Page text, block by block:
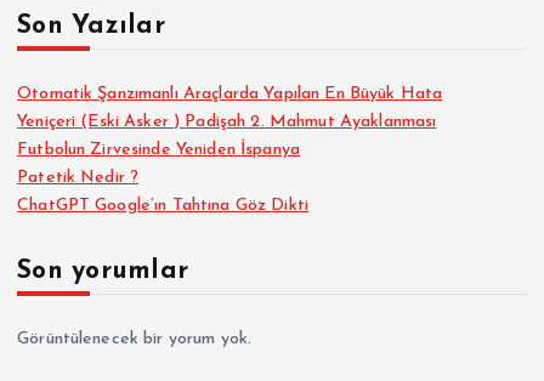
Son Yazılar
Otomatik Şanzımanlı Araçlarda Yapılan En Büyük Hata
Yeniçeri (Eski Asker ) Padişah 2. Mahmut Ayaklanması
Futbolun Zirvesinde Yeniden İspanya
Patetik Nedir ?
ChatGPT Google’ın Tahtına Göz Dikti
Son yorumlar
Görüntülenecek bir yorum yok.